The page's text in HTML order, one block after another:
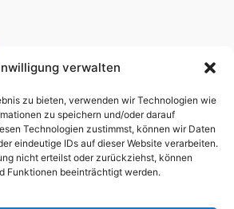
verwalten
zu bieten, verwenden wir Technologien wie
zu speichern und/oder darauf
Technologien zustimmst, können wir Daten
eindeutige IDs auf dieser Website verarbeiten.
nicht erteilst oder zurückziehst, können
Funktionen beeinträchtigt werden.